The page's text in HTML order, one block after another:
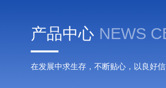
产品中心 NEWS
在发展中求生存，不断贴心，以良好